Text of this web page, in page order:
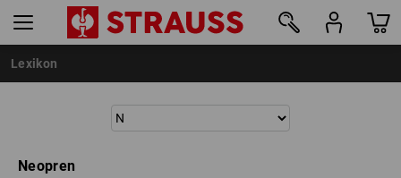
Lexikon
Neopren